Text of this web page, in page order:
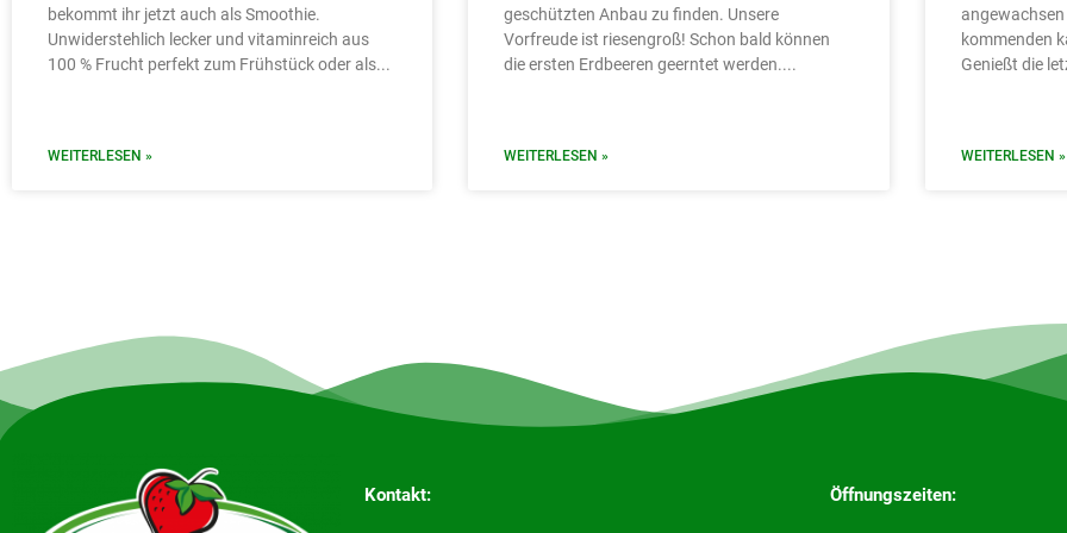
bekommt ihr jetzt auch als Smoothie.
Unwiderstehlich lecker und vitaminreich aus
100 % Frucht perfekt zum Frühstück oder als
WEITERLESEN »
geschützten Anbau zu finden. Unsere
Vorfreude ist riesengroß! Schon bald können
die ersten Erdbeeren geerntet werden.
WEITERLESEN »
kommenden
Genießt die
WEITERLESEN »
Kontakt: Öffnungszeiten: